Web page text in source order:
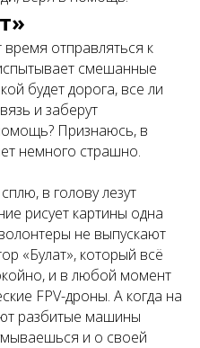
время отправляться к
смешанные
будет дорога, все ли
и заберут
Признаюсь, в
немного страшно.
в голову лезут
рисует картины одна
не выпускают
«Булат», который всё
и в любой момент
FPV-дроны. А когда на
разбитые машины
и о своей